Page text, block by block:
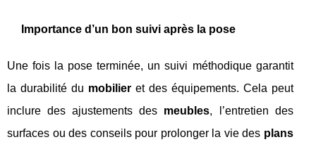
Importance d’un bon suivi après la pose
Une fois la pose terminée, un suivi méthodique garantit
la durabilité du mobilieret des équipements. Cela peut
inclure des ajustements des meubles, l’entretien des
surfaces ou des conseils pour prolonger la vie des plans